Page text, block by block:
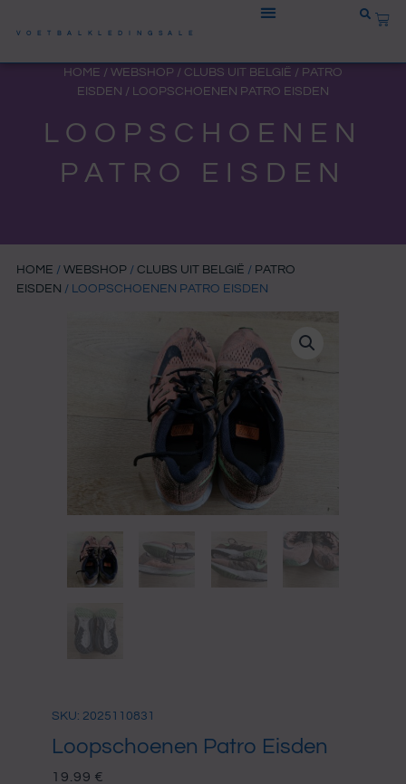
naar
de
VOETBALKLEDINGSALE
HOME / WEBSHOP / CLUBS UIT BELGIË / PATRO
EISDEN / LOOPSCHOENEN PATRO EISDEN
LOOPSCHOENEN
PATRO EISDEN
HOME / WEBSHOP/ CLUBS UIT BELGIË / PATRO
EISDEN / LOOPSCHOENEN PATRO EISDEN
SKU: 2025110831
Loopschoenen Patro Eisden
19.99 €